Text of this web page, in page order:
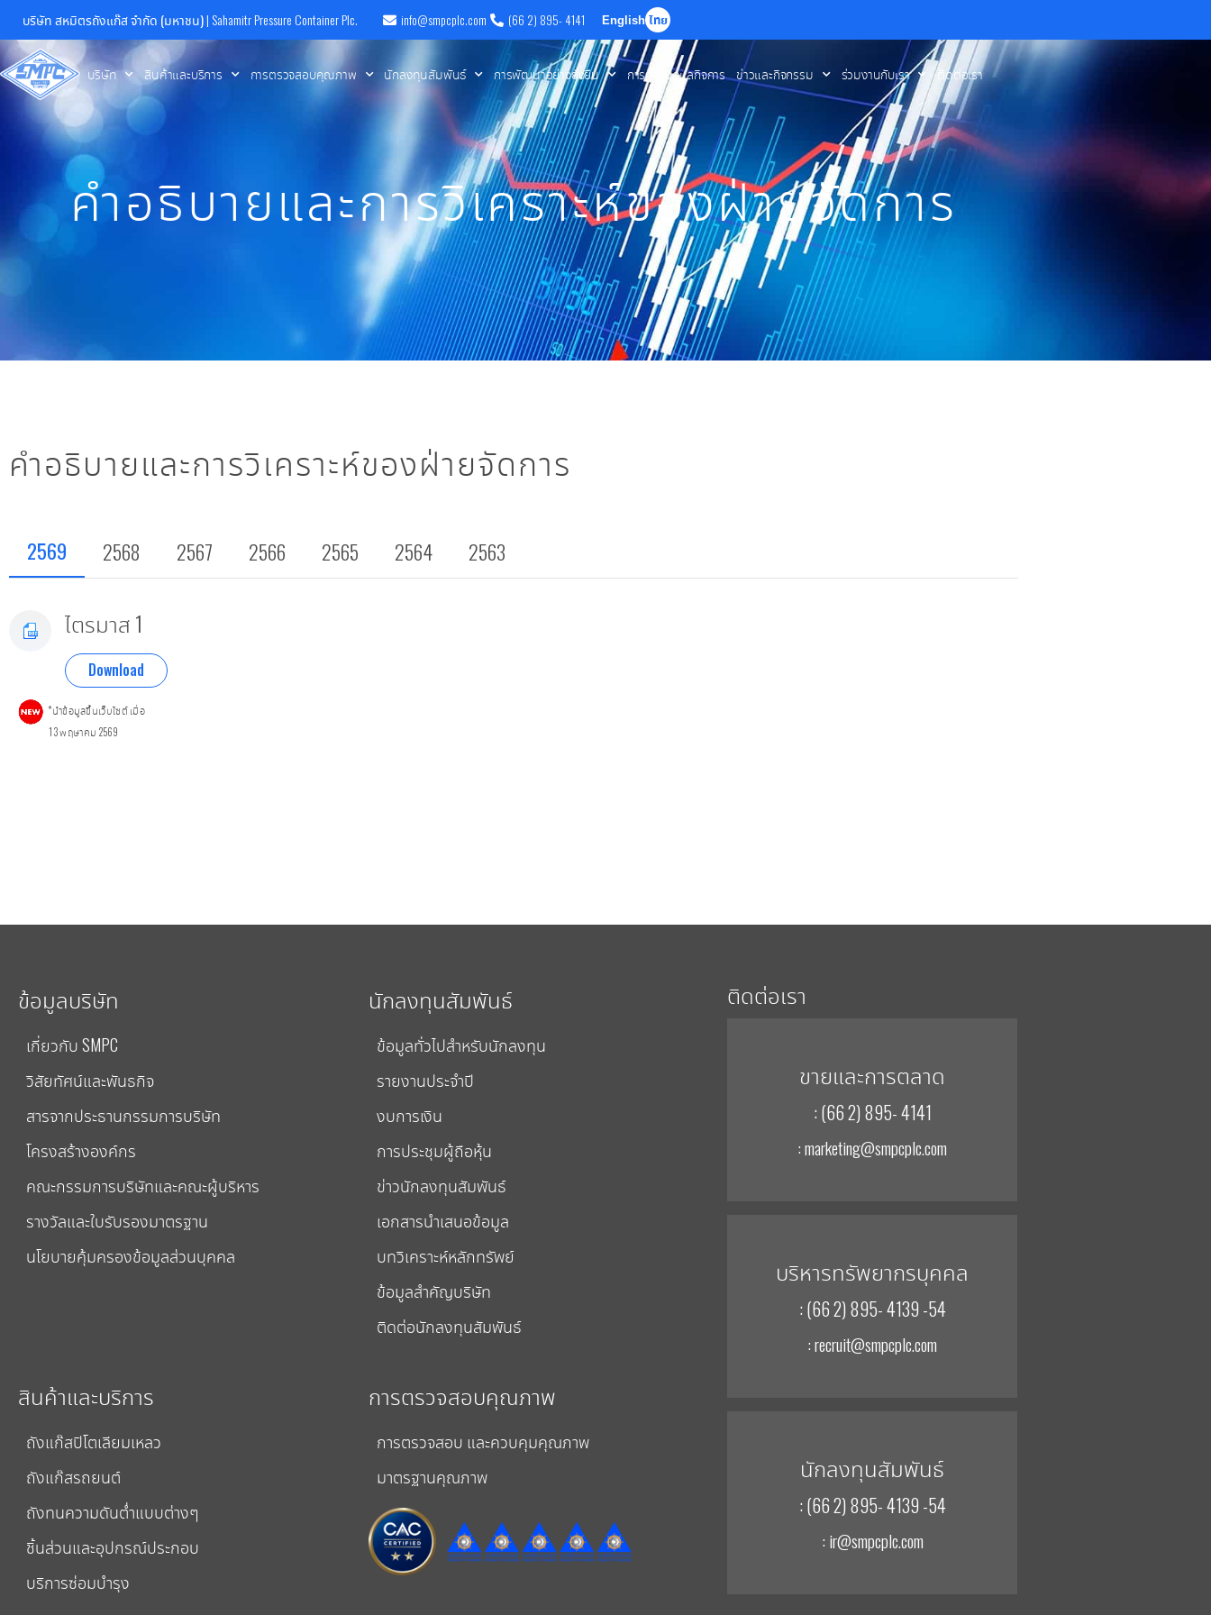
บริษัท สหมิตรถังแก๊ส จำกัด (มหาชน)| Sahamitr Pressure Container Plc. info@smpcplc.com (66 2) 895- 4141 English ไทย
บริษัท สินค้าและบริการ การตรวจสอบคุณภาพ นักลงทุนสัมพันธ์ การพัฒนาอย่างยั่งยืน การกำกับดูแลกิจการ ข่าวและกิจกรรม ร่วมงานกับเรา ติดต่อเรา
คำอธิบายและการวิเคราะห์ของฝ่ายจัดการ
คำอธิบายและการวิเคราะห์ของฝ่ายจัดการ
2569 2568 2567 2566 2565 2564 2563
ไตรมาส 1
Download
*นำข้อมูลขึ้นเว็บไซต์ เมื่อ
13 พฤษาคม 2569
ข้อมูลบริษัท
เกี่ยวกับ SMPC
วิสัยทัศน์และพันธกิจ
สารจากประธานกรรมการบริษัท
โครงสร้างองค์กร
คณะกรรมการบริษัทและคณะผู้บริหาร
รางวัลและใบรับรองมาตรฐาน
นโยบายคุ้มครองข้อมูลส่วนบุคคล
นักลงทุนสัมพันธ์
ข้อมูลทั่วไปสำหรับนักลงทุน
รายงานประจำปี
งบการเงิน
การประชุมผู้ถือหุ้น
ข่าวนักลงทุนสัมพันธ์
เอกสารนำเสนอข้อมูล
บทวิเคราะห์หลักทรัพย์
ข้อมูลสำคัญบริษัท
ติดต่อนักลงทุนสัมพันธ์
สินค้าและบริการ
ถังแก๊สปิโตเลียมเหลว
ถังแก๊สรถยนต์
ถังทนความดันต่ำแบบต่างๆ
ชิ้นส่วนและอุปกรณ์ประกอบ
บริการซ่อมบำรุง
การตรวจสอบคุณภาพ
การตรวจสอบ และควบคุมคุณภาพ
มาตรฐานคุณภาพ
ติดต่อเรา
ขายและการตลาด
: (66 2) 895- 4141
: marketing@smpcplc.com
บริหารทรัพยากรบุคคล
: (66 2) 895- 4139 -54
: recruit@smpcplc.com
นักลงทุนสัมพันธ์
: (66 2) 895- 4139 -54
: ir@smpcplc.com